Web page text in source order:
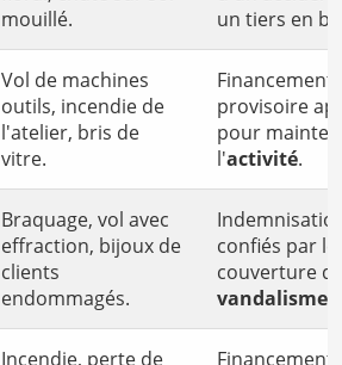
mouillé.
un tiers en
Vol de machines
outils, incendie de
l'atelier, bris de
vitre.
Financement
provisoire
pour
l'activité.
Braquage, vol avec
effraction, bijoux de
clients
endommagés.
confiés par
couverture
vandalisme
Incendie, perte de
Financement